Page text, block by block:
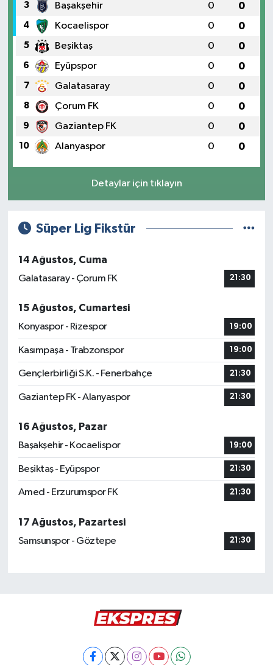
3 Başakşehir 0 0
4 Kocaelispor 0 0
5 Beşiktaş 0 0
6 Eyüpspor 0 0
7 Galatasaray 0 0
8 Çorum FK 0 0
9 Gaziantep FK 0 0
10 Alanyaspor 0 0
Detaylar için tıklayın
Süper Lig Fikstür
14 Ağustos, Cuma
Galatasaray - Çorum FK
21:30
15 Ağustos, Cumartesi
Konyaspor - Rizespor
19:00
Kasımpaşa - Trabzonspor 19:00
Gençlerbirliği S.K. - Fenerbahçe 21:30
Gaziantep FK - Alanyaspor 21:30
16 Ağustos, Pazar
Başakşehir - Kocaelispor
19:00
Beşiktaş - Eyüpspor 21:30
Amed - Erzurumspor FK 21:30
17 Ağustos, Pazartesi
Samsunspor - Göztepe
21:30